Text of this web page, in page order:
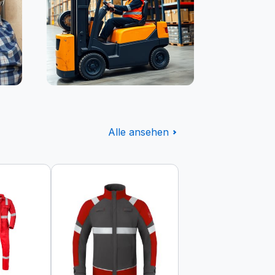
Alle ansehen